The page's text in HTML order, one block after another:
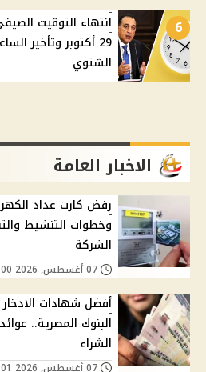
6
الشتوي
الاخبار العامة
رفض كارت عداد
وخطوات التنشيط
الشركة
الشراء